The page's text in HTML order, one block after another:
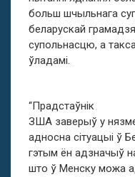
больш шчыльнага
беларускай
супольнасцю, а
ўладамі.
“Прадстаўнік
ЗША заверыў у
адносна сітуацыі ў
гэтым ён адзначыў
што ў Менску можа